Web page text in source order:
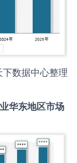
数据中心整理
华东地区市场